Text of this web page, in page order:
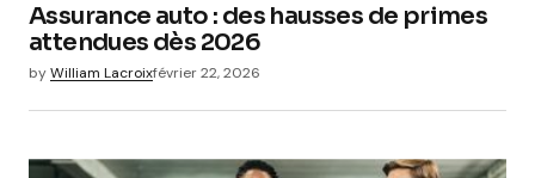
Assurance auto : des hausses de primes
attendues dès 2026
byWilliam Lacroixfévrier 22, 2026